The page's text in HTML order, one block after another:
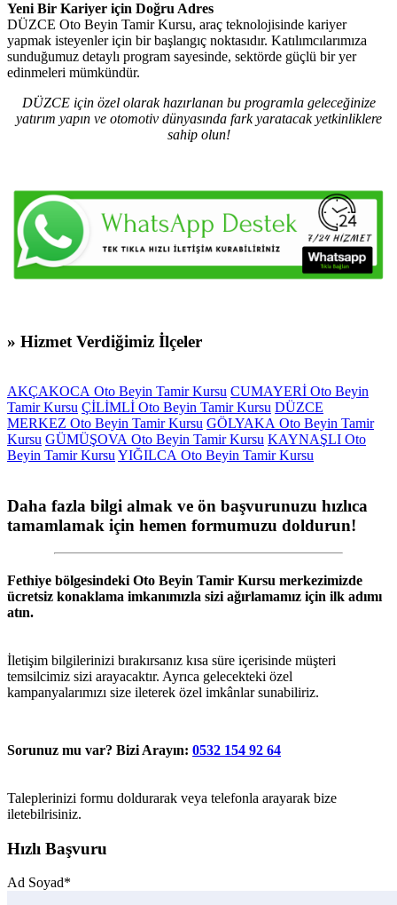
Yeni Bir Kariyer için Doğru Adres
DÜZCE Oto Beyin Tamir Kursu, araç teknolojisinde kariyer
yapmak isteyenler için bir başlangıç noktasıdır. Katılımcılarımıza
sunduğumuz detaylı program sayesinde, sektörde güçlü bir yer
edinmeleri mümkündür.
DÜZCE için özel olarak hazırlanan bu programla geleceğinize
yatırım yapın ve otomotiv dünyasında fark yaratacak yetkinliklere
sahip olun!
» Hizmet Verdiğimiz İlçeler
AKÇAKOCA Oto Beyin Tamir Kursu CUMAYERİ Oto Beyin
Tamir Kursu ÇİLİMLİ Oto Beyin Tamir Kursu DÜZCE
MERKEZ Oto Beyin Tamir Kursu GÖLYAKA Oto Beyin Tamir
Kursu GÜMÜŞOVA Oto Beyin Tamir Kursu KAYNAŞLI Oto
Beyin Tamir Kursu YIĞILCA Oto Beyin Tamir Kursu
Daha fazla bilgi almak ve ön başvurunuzu hızlıca
tamamlamak için hemen formumuzu doldurun!
Fethiye bölgesindeki Oto Beyin Tamir Kursu merkezimizde
ücretsiz konaklama imkanımızla sizi ağırlamamız için ilk adımı
atın.
İletişim bilgilerinizi bırakırsanız kısa süre içerisinde müşteri
temsilcimiz sizi arayacaktır. Ayrıca gelecekteki özel
kampanyalarımızı size ileterek özel imkânlar sunabiliriz.
Sorunuz mu var? Bizi Arayın: 0532 154 92 64
Taleplerinizi formu doldurarak veya telefonla arayarak bize
iletebilrisiniz.
Hızlı Başvuru
Ad Soyad*